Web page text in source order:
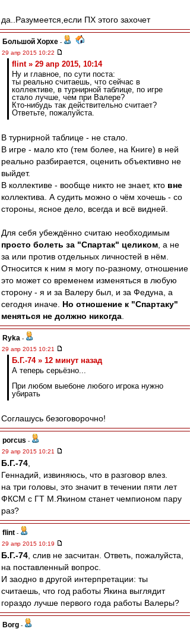
да..Разумеется,если ПХ этого захочет
Большой Хорхе -
29 апр 2015 10:22
flint » 29 апр 2015, 10:14
Ну и главное, по сути поста:
ты реально считаешь, что сейчас в
коллективе, в турнирной таблице, по игре
стало лучше, чем при Валере?
Кто-нибудь так действительно считает?
Ответьте, пожалуйста.
В турнирной таблице - не стало.
В игре - мало кто (тем более, на Книге) в ней
реально разбирается, оценить объективно не
выйдет.
В коллективе - вообще никто не знает, кто вне
коллектива. А судить можно о чём хочешь - со
стороны, ясное дело, всегда и всё видней.
Для себя убеждённо считаю необходимым
просто болеть за "Спартак" целиком , а не
за или против отдельных личностей в нём.
Относится к ним я могу по-разному, отношение
это может со временем изменяться в любую
сторону - я и за Валеру был, и за Федуна, а
сегодня иначе. Но отношение к "Спартаку"
меняться не должно никогда
Ryka -
29 апр 2015 10:21
Б.Г.-74 » 12 минут назад
А теперь серьёзно...
При любом выебоне любого игрока нужно
убирать
Соглашусь безоговорочно!
porcus -
29 апр 2015 10:21
Б.Г.-74
Геннадий, извиняюсь, что в разговор влез.
на три головы, это значит в течении пяти лет
ФКСМ с ГТ М.Якином станет чемпионом пару
раз?
flint -
29 апр 2015 10:19
Б.Г.-74 , слив не засчитан. Ответь, пожалуйста,
на поставленный вопрос.
И заодно в другой интерпретации: ты
считаешь, что год работы Якина выглядит
гораздо лучше первого года работы Валеры?
Borg -